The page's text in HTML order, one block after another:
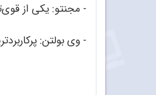
- مجنتو: یکی از
- وی بولتن: